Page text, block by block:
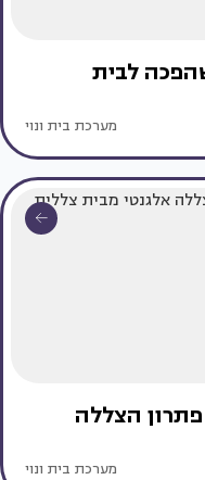
לבית
מערכת בית ונוי
פתרון הצללה
מערכת בית ונוי